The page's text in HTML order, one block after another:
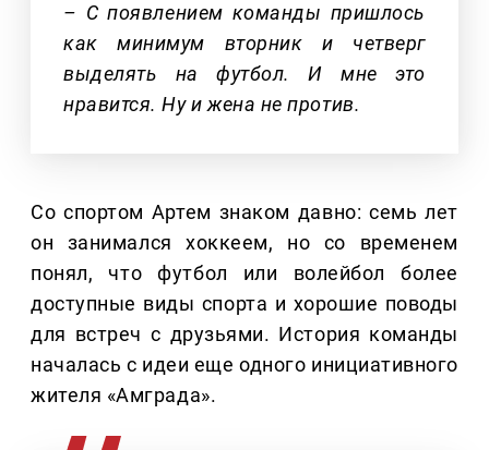
– С появлением команды пришлось
как минимум вторник и четверг
выделять на футбол. И мне это
нравится. Ну и жена не против.
Со спортом Артем знаком давно: семь лет
он занимался хоккеем, но со временем
понял, что футбол или волейбол более
доступные виды спорта и хорошие поводы
для встреч с друзьями. История команды
началась с идеи еще одного инициативного
жителя «Амграда».